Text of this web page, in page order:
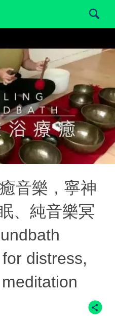
音樂，寧神
、純音樂冥
distress,